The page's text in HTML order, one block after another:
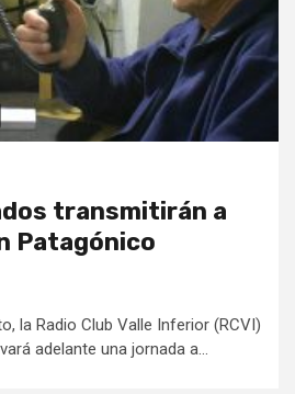
transmitirán a
Patagónico
la Radio Club Valle Inferior (RCVI)
adelante una jornada a...